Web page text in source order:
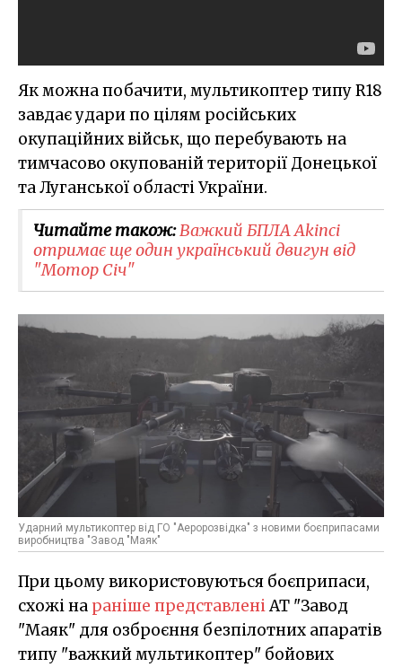
Як можна побачити, мультикоптер типу R18
завдає удари по цілям російських
окупаційних військ, що перебувають на
тимчасово окупованій території Донецької
та Луганської області України.
Читайте також:Важкий БПЛА Akinci
отримає ще один український двигун від
"Мотор Січ"
Ударний мультикоптер від ГО "Аеророзвідка" з новими боєприпасами
виробництва "Завод "Маяк"
При цьому використовуються боєприпаси,
схожі на раніше представленіАТ "Завод
"Маяк" для озброєння безпілотних апаратів
типу "важкий мультикоптер" бойових